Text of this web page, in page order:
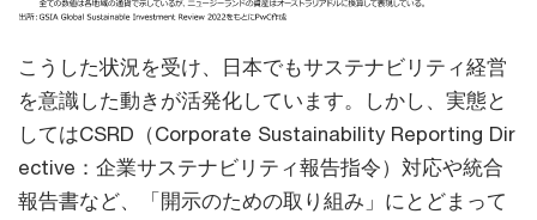
こうした状況を受け、日本でもサステナビリティ経営
を意識した動きが活発化しています。しかし、実態と
してはCSRD（Corporate Sustainability Reporting Dir
ective：企業サステナビリティ報告指令）対応や統合
報告書など、「開示のための取り組み」にとどまって